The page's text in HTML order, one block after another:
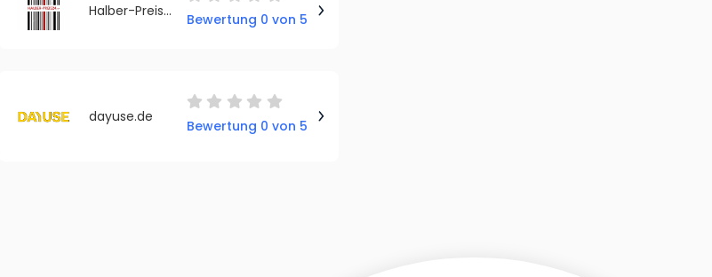
Halber-Preis24.de
Bewertung 0 von 5
dayuse.de
Bewertung 0 von 5